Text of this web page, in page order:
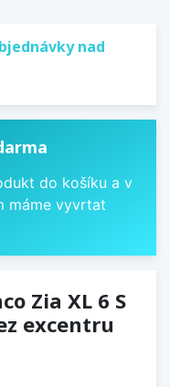
nad
do košíku a v
máme vyvrtat
Zia XL 6 S
excentru